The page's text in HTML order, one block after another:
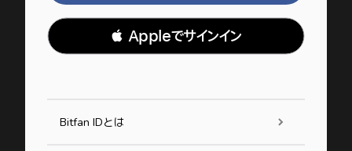
 Appleでサインイン
Bitfan IDとは